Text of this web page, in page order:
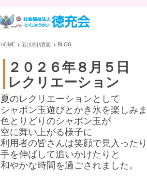
HOME 石川県精育園 BLOG
２０２６年８月５日
レクリエーション
夏のレクリエーションとして
シャボン玉遊びとかき氷を楽しみ
色とりどりのシャボン玉が
空に舞い上がる様子に
利用者の皆さんは笑顔で見入った
手を伸ばして追いかけたりと
和やかな時間を過ごされました。